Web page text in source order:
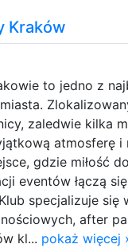
Kraków
to jedno z
zaledwie kilka
atmosferę i
gdzie miłość
eventów łączą
specjalizuje się
after
kl... pokaż więcej